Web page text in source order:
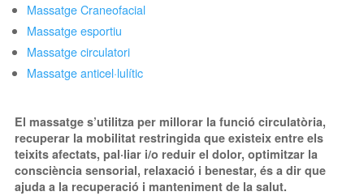
Massatge Craneofacial
Massatge esportiu
Massatge circulatori
Massatge anticel·lulític
El massatge s’utilitza per millorar la funció circulatòria,
recuperar la mobilitat restringida que existeix entre els
teixits afectats, pal·liar i/o reduir el dolor, optimitzar la
consciència sensorial, relaxació i benestar, és a dir que
ajuda a la recuperació i manteniment de la salut.